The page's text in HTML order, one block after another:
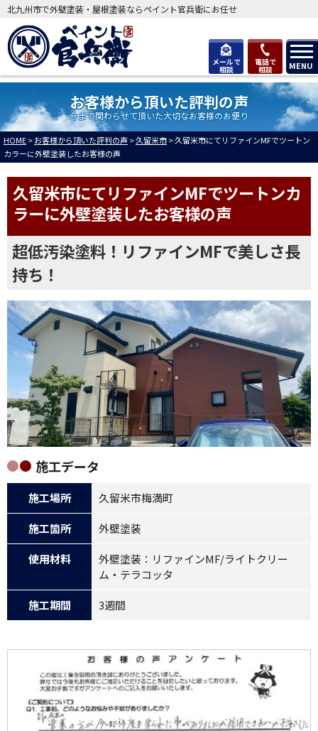
メールで
相談
電話で
相談 MENU
北九州市で外壁塗装・屋根塗装ならペイント官兵衛にお任せ
お客様から頂いた評判の声
今まで関わらせて頂いた大切なお客様のお便り
HOME>お客様から頂いた評判の声 >久留米市>久留米市にてリファインMFでツートン
カラーに外壁塗装したお客様の声
久留米市にてリファインMFでツートンカ
ラーに外壁塗装したお客様の声
超低汚染塗料！リファインMFで美しさ長
持ち！
施工データ
施工場所 久留米市梅満町
施工箇所 外壁塗装
使用材料
外壁塗装：リファインMF/ライトクリー
ム・テラコッタ
施工期間 3週間